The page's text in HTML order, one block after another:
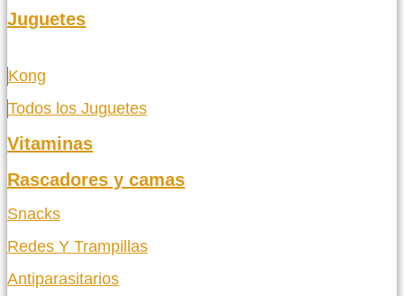
Juguetes
Kong
Todos los Juguetes
Vitaminas
Rascadores y camas
Snacks
Redes Y Trampillas
Antiparasitarios